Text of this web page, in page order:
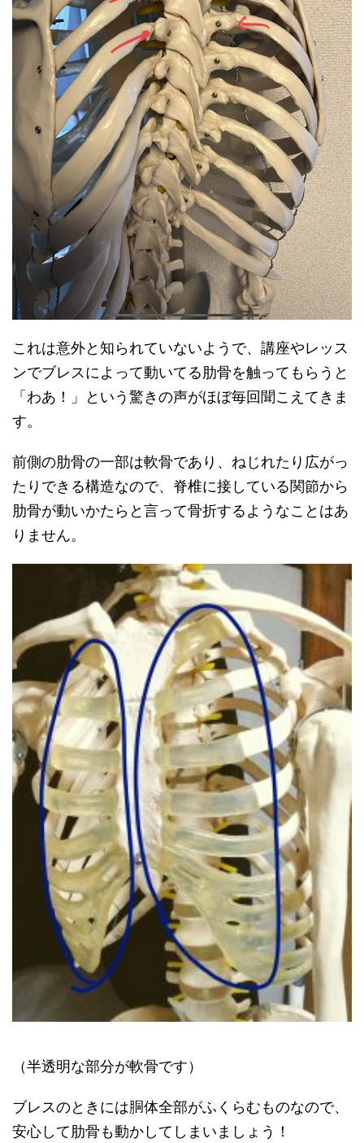
これは意外と知られていないようで、講座やレッス
ンでブレスによって動いてる肋骨を触ってもらうと
「わあ！」という驚きの声がほぼ毎回聞こえてきま
す。
前側の肋骨の一部は軟骨であり、ねじれたり広がっ
たりできる構造なので、脊椎に接している関節から
肋骨が動いかたらと言って骨折するようなことはあ
りません。
（半透明な部分が軟骨です）
ブレスのときには胴体全部がふくらむものなので、
安心して肋骨も動かしてしまいましょう！